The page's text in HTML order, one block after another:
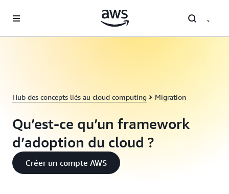
Hub des concepts liés au cloud computing Migration
Qu’est-ce qu’un framework
d’adoption du cloud ?
Créer un compte AWS